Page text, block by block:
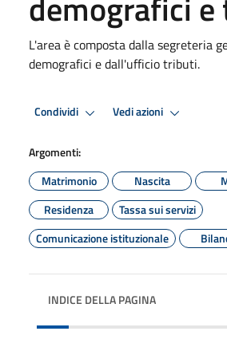
L'area è composta dalla segreteria
demografici e dall'ufficio tributi.
Condividi Vedi azioni
Argomenti:
Matrimonio
Nascita
Residenza
Tassa sui servizi
Comunicazione istituzionale
INDICE DELLA PAGINA